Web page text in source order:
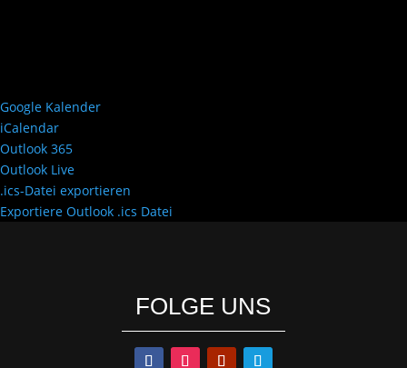
Google Kalender
iCalendar
Outlook 365
Outlook Live
.ics-Datei exportieren
Exportiere Outlook .ics Datei
FOLGE UNS